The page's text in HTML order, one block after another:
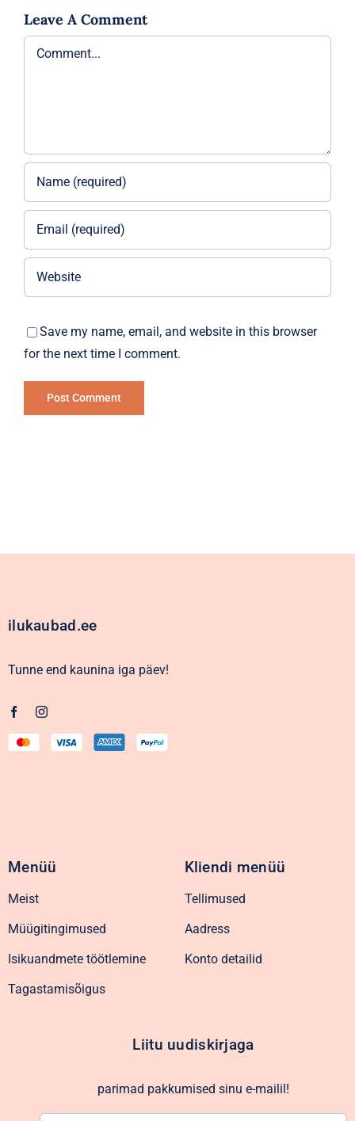
Leave A Comment
Comment
Save my name, email, and website in this browser
for the next time I comment.
ilukaubad.ee
Tunne end kaunina iga päev!
Menüü
Meist
Müügitingimused
Isikuandmete töötlemine
Tagastamisõigus
Kliendi menüü
Tellimused
Aadress
Konto detailid
Liitu uudiskirjaga
parimad pakkumised sinu e-mailil!